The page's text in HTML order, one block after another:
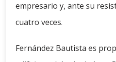
empresario y, ante su
cuatro veces.
Fernández Bautista es